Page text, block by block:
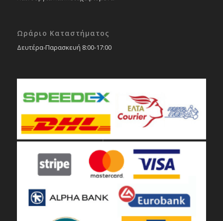
Ωράριο Καταστήματος
Δευτέρα-Παρασκευή 8:00-17:00